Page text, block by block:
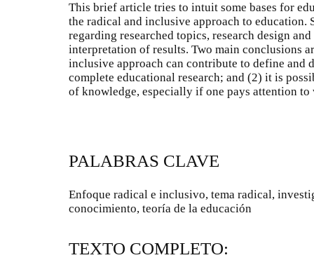
This brief article tries to intuit some bases for
the radical and inclusive approach to education.
regarding researched topics, research design
interpretation of results. Two main conclusions
inclusive approach can contribute to define and
complete educational research; and (2) it is
of knowledge, especially if one pays attention to
PALABRAS CLAVE
Enfoque radical e inclusivo, tema radical,
conocimiento, teoría de la educación
TEXTO COMPLETO: